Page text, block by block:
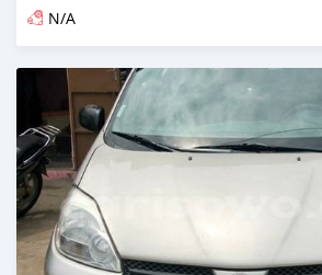
N/A
Publié il y a presque 6 ans